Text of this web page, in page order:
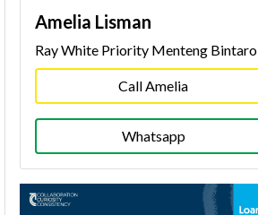
Amelia Lisman
Ray White Priority Menteng Bintaro
Call Amelia
Whatsapp